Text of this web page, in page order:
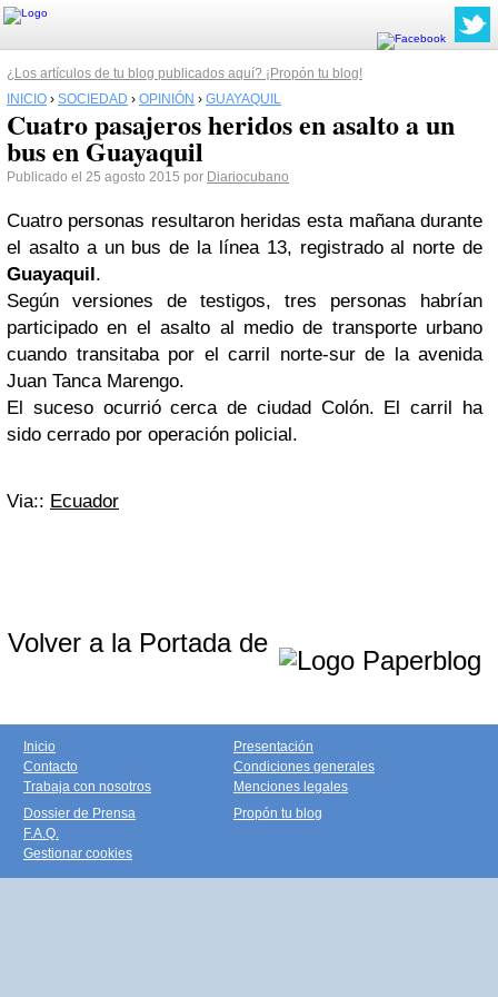
¿Los artículos de tu blog publicados aquí? ¡Propón tu blog!
INICIO › SOCIEDAD › OPINIÓN › GUAYAQUIL
Cuatro pasajeros heridos en asalto a un
bus en Guayaquil
Publicado el 25 agosto 2015 por Diariocubano
Cuatro personas resultaron heridas esta mañana durante
el asalto a un bus de la línea 13, registrado al norte de
Guayaquil.
Según versiones de testigos, tres personas habrían
participado en el asalto al medio de transporte urbano
cuando transitaba por el carril norte-sur de la avenida
Juan Tanca Marengo.
El suceso ocurrió cerca de ciudad Colón. El carril ha
sido cerrado por operación policial.
Via:: Ecuador
Volver a la Portada de
Inicio
Contacto
Trabaja con nosotros
Presentación
Condiciones generales
Menciones legales
Dossier de Prensa
F.A.Q.
Gestionar cookies
Propón tu blog